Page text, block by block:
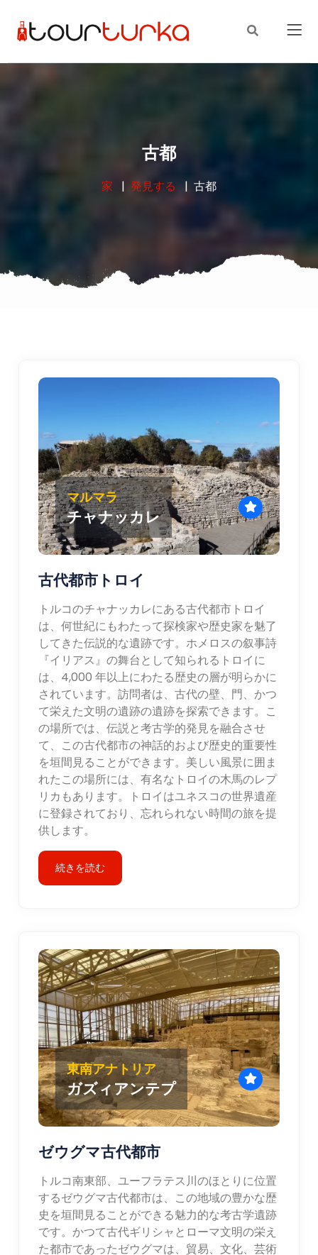
古都
家 発見する 古都
マルマラ
チャナッカレ
古代都市トロイ
トルコのチャナッカレにある古代都市トロイ
は、何世紀にもわたって探検家や歴史家を魅了
してきた伝説的な遺跡です。ホメロスの叙事詩
『イリアス』の舞台として知られるトロイに
は、4,000 年以上にわたる歴史の層が明らかに
されています。訪問者は、古代の壁、門、かつ
て栄えた文明の遺跡の遺跡を探索できます。こ
の場所では、伝説と考古学的発見を融合させ
て、この古代都市の神話的および歴史的重要性
を垣間見ることができます。美しい風景に囲ま
れたこの場所には、有名なトロイの木馬のレプ
リカもあります。トロイはユネスコの世界遺産
に登録されており、忘れられない時間の旅を提
供します。
続きを読む
東南アナトリア
ガズィアンテプ
ゼウグマ古代都市
トルコ南東部、ユーフラテス川のほとりに位置
するゼウグマ古代都市は、この地域の豊かな歴
史を垣間見ることができる魅力的な考古学遺跡
です。かつて古代ギリシャとローマ文明の栄え
た都市であったゼウグマは、貿易、文化、芸術